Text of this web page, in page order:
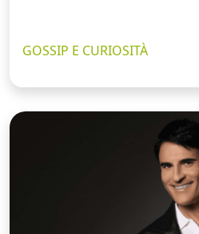
GOSSIP E CURIOSITÀ